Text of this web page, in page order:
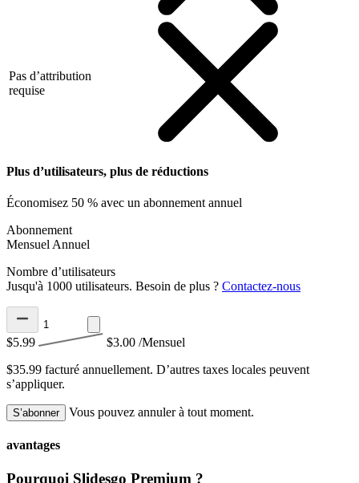
Pas d’attribution
requise
Plus d’utilisateurs, plus de réductions
Économisez 50 % avec un abonnement annuel
Abonnement
Mensuel Annuel
Nombre d’utilisateurs
Jusqu'à 1000 utilisateurs. Besoin de plus ? Contactez-nous
$5.99 $3.00 /Mensuel
$35.99 facturé annuellement. D’autres taxes locales peuvent
s’appliquer.
S’abonner Vous pouvez annuler à tout moment.
avantages
Pourquoi Slidesgo Premium ?